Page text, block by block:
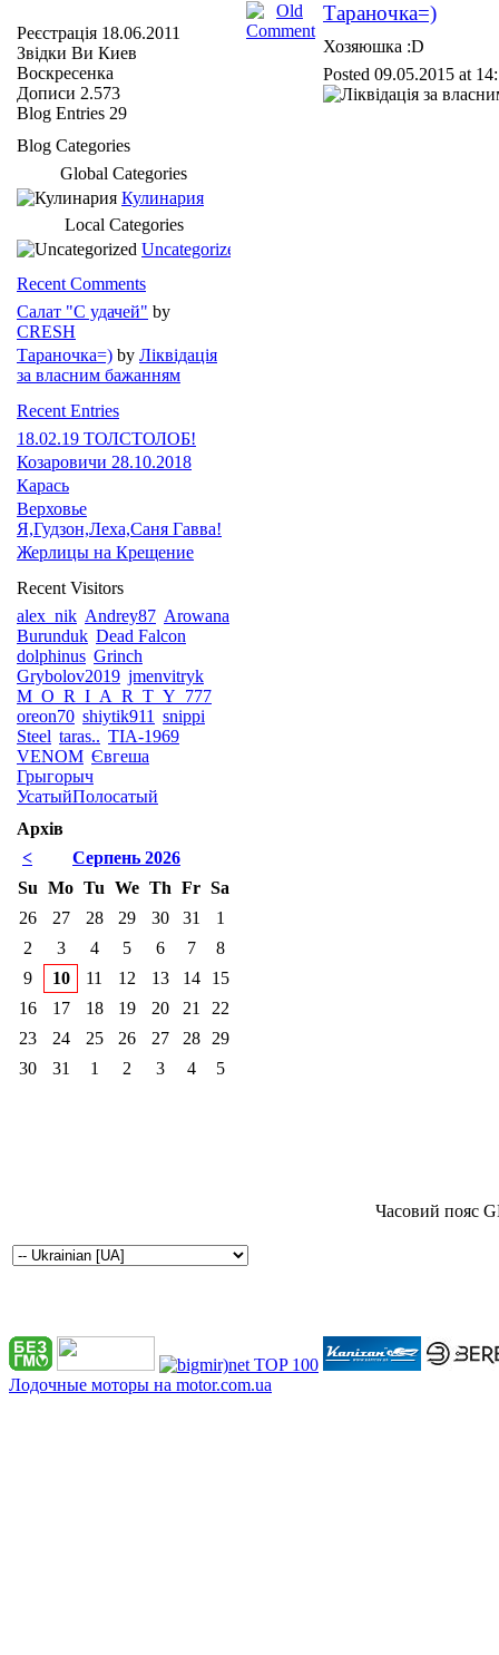
Тараночка=)
Хозяюшка :D
Posted 09.05.2015 at
Реєстрація 18.06.2011
Звідки Ви Киев
Воскресенка
Дописи 2.573
Blog Entries 29
Blog Categories
Global Categories
Кулинария
Local Categories
Uncategorized
Recent Comments
Салат "С удачей" by
CRESH
Тараночка=) by Ліквідація
за власним бажанням
Recent Entries
18.02.19 ТОЛСТОЛОБ!
Козаровичи 28.10.2018
Карась
Верховье
Я,Гудзон,Леха,Саня Гавва!
Жерлицы на Крещение
Recent Visitors
alex_nik Andrey87 Arowana
Burunduk Dead Falcon
dolphinus Grinch
Grybolov2019 jmenvitryk
M_O_R_I_A_R_T_Y_777
oreon70 shiytik911 snippi
Steel taras.. TIA-1969
VENOM Євгеша
Грыгорыч
УсатыйПолосатый
Архів
<
Серпень 2026
Su Mo Tu We Th Fr Sa
26
27 28 29 30 31
1
2
3 4 5 6 7
8
9
10 11 12 13 14
15
16
17 18 19 20 21
22
23
24 25 26 27 28
29
30
31 1 2 3 4 5
Часовий пояс
Лодочные моторы на motor.com.ua